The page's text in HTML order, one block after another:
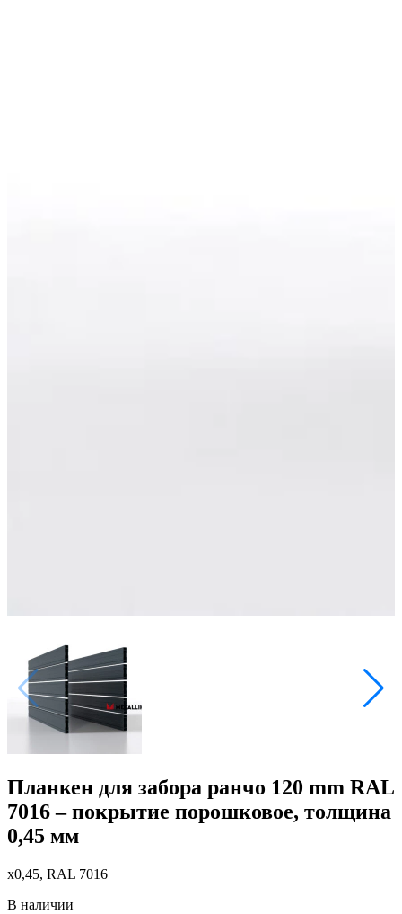
Планкен для забора ранчо 120 mm RAL
7016 – покрытие порошковое, толщина
0,45 мм
x0,45, RAL 7016
В наличии